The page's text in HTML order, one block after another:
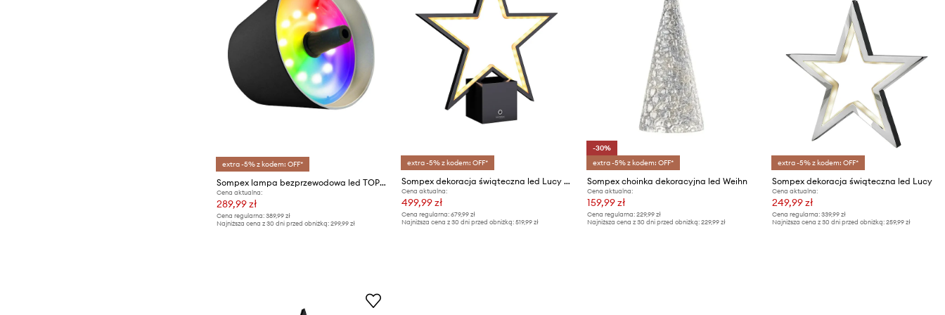
extra -5% z kodem: OFF*
Sompex lampa bezprzewodowa led TOP 2.0
Cena aktualna:
289,99 zł
Cena regularna: 389,99 zł
Najniższa cena z 30 dni przed obniżką: 299,99 zł
extra -5% z kodem: OFF*
Sompex dekoracja świąteczna led Lucy 2.0
Cena aktualna:
499,99 zł
Cena regularna: 679,99 zł
Najniższa cena z 30 dni przed obniżką: 519,99 zł
-30%
extra -5% z kodem: OFF*
Sompex choinka dekoracyjna led Weihn
Cena aktualna:
159,99 zł
Cena regularna: 229,99 zł
Najniższa cena z 30 dni przed obniżką: 229,99 zł
extra -5% z kodem: OFF*
Sompex dekoracja świąteczna led Lucy
Cena aktualna:
249,99 zł
Cena regularna: 339,99 zł
Najniższa cena z 30 dni przed obniżką: 259,99 zł